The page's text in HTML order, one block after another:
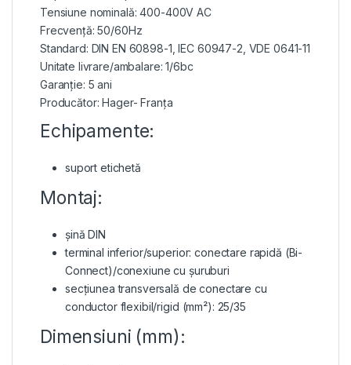
Tensiune nominală: 400-400V AC
Frecvență: 50/60Hz
Standard: DIN EN 60898-1, IEC 60947-2, VDE 0641-11
Unitate livrare/ambalare: 1/6bc
Garanție: 5 ani
Producător: Hager- Franța
Echipamente:
suport etichetă
Montaj:
șină DIN
terminal inferior/superior: conectare rapidă (Bi-
Connect)/conexiune cu șuruburi
secțiunea transversală de conectare cu
conductor flexibil/rigid (mm²): 25/35
Dimensiuni (mm):